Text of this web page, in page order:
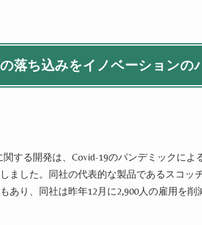
落ち込みをイノベーションの
する開発は、Covid-19のパンデミックに
ました。同社の代表的な製品であるスコ
あり、同社は昨年12月に2,900人の雇用を削